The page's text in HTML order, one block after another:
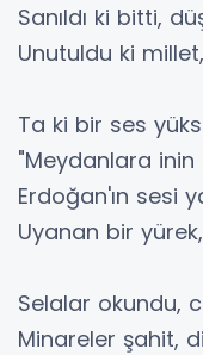
Sanıldı ki bitti,
Unutuldu ki
Ta ki bir ses
"Meydanlara inin
Erdoğan'ın sesi
Uyanan bir
Selalar okundu,
Minareler şahit,